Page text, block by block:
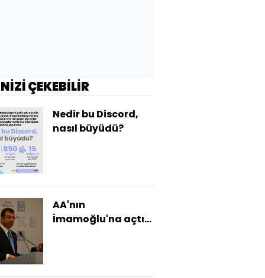
ÇEKEBİLİR
Nedir bu Discord,
nasıl büyüdü?
AA'nın
İmamoğlu'na açtığı